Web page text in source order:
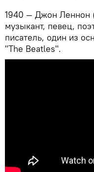
1940 — Джон Леннон
музыкант, певец,
писатель, один из
"The Beatles".